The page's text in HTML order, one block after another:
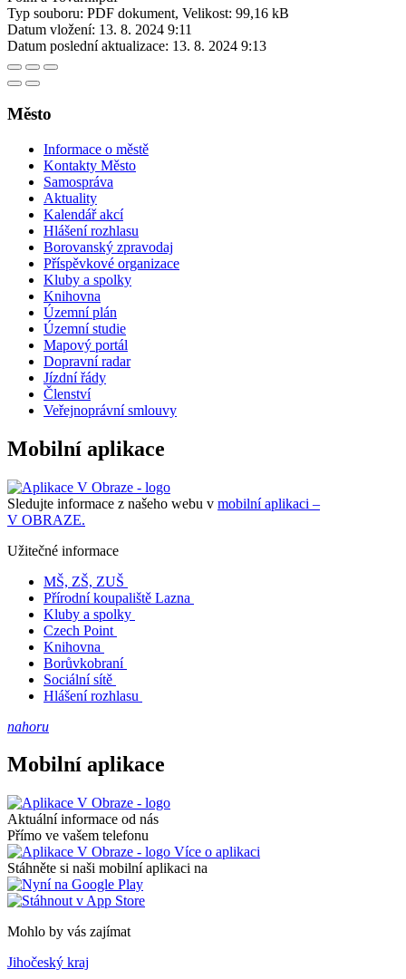
Typ souboru: PDF dokument, Velikost: 99,16 kB
Datum vložení: 13. 8. 2024 9:11
Datum poslední aktualizace: 13. 8. 2024 9:13
Město
Informace o městě
Kontakty Město
Samospráva
Aktuality
Kalendář akcí
Hlášení rozhlasu
Borovanský zpravodaj
Příspěvkové organizace
Kluby a spolky
Knihovna
Územní plán
Územní studie
Mapový portál
Dopravní radar
Jízdní řády
Členství
Veřejnoprávní smlouvy
Mobilní aplikace
Sledujte informace z našeho webu v mobilní aplikaci –
V OBRAZE.
Užitečné informace
MŠ, ZŠ, ZUŠ
Přírodní koupaliště Lazna
Kluby a spolky
Czech Point
Knihovna
Borůvkobraní
Sociální sítě
Hlášení rozhlasu
nahoru
Mobilní aplikace
Aktuální informace od nás
Přímo ve vašem telefonu
Více o aplikaci
Stáhněte si naši mobilní aplikaci na
Mohlo by vás zajímat
Jihočeský kraj